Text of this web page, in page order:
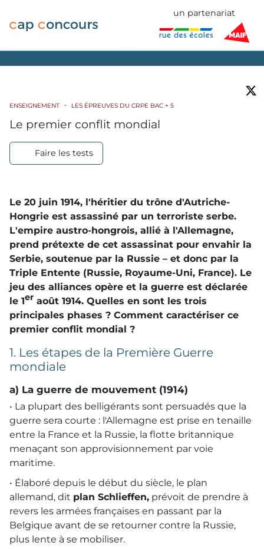
un partenariat
ENSEIGNEMENT LES ÉPREUVES DU CRPE BAC + 5
Le premier conflit mondial
Faire les tests
Le 20 juin 1914, l'héritier du trône d'Autriche-
Hongrie est assassiné par un terroriste serbe.
L'empire austro-hongrois, allié à l'Allemagne,
prend prétexte de cet assassinat pour envahir la
Serbie, soutenue par la Russie – et donc par la
Triple Entente (Russie, Royaume-Uni, France). Le
jeu des alliances opère et la guerre est déclarée
le 1er août 1914. Quelles en sont les trois
principales phases ? Comment caractériser ce
premier conflit mondial ?
1. Les étapes de la Première Guerre
mondiale
a) La guerre de mouvement (1914)
• La plupart des belligérants sont persuadés que la
guerre sera courte : l'Allemagne est prise en tenaille
entre la France et la Russie, la flotte britannique
menaçant son approvisionnement par voie
maritime.
• Élaboré depuis le début du siècle, le plan
allemand, dit plan Schlieffen, prévoit de prendre à
revers les armées françaises en passant par la
Belgique avant de se retourner contre la Russie,
plus lente à se mobiliser.